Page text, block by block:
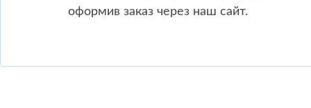
оформив заказ через наш сайт.